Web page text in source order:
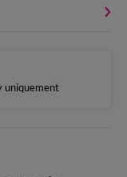
uniquement